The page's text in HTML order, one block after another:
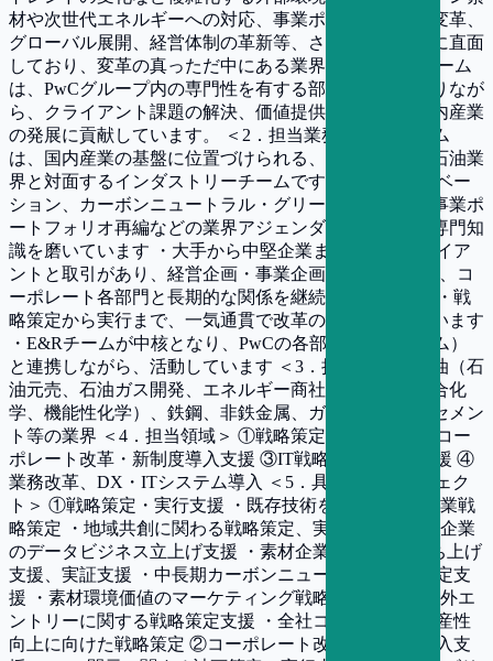
材や次世代エネルギーへの対応、事業ポートフォリオ変革、
グローバル展開、経営体制の革新等、さまざまな課題に直面
しており、変革の真っただ中にある業界です。 E&Rチーム
は、PwCグループ内の専門性を有する部門と連携をとりなが
ら、クライアント課題の解決、価値提供を通じて、国内産業
の発展に貢献しています。 ＜2．担当業務＞ E&Rチーム
は、国内産業の基盤に位置づけられる、素材・化学や石油業
界と対面するインダストリーチームです。 ・技術イノベー
ション、カーボンニュートラル・グリーンケミカル、事業ポ
ートフォリオ再編などの業界アジェンダに向き合い、専門知
識を磨いています ・大手から中堅企業まで幅広いクライア
ントと取引があり、経営企画・事業企画、IT・DX部門、コ
ーポレート各部門と長期的な関係を継続しております ・戦
略策定から実行まで、一気通貫で改革のご支援をしています
・E&Rチームが中核となり、PwCの各部門（専門チーム）
と連携しながら、活動しています ＜3．担当業界＞ 石油（石
油元売、石油ガス開発、エネルギー商社）、化学（総合化
学、機能性化学）、鉄鋼、非鉄金属、ガラス、製紙、セメン
ト等の業界 ＜4．担当領域＞ ①戦略策定・実行支援 ②コー
ポレート改革・新制度導入支援 ③IT戦略策定・実行支援 ④
業務改革、DX・ITシステム導入 ＜5．具体的なプロジェク
ト＞ ①戦略策定・実行支援 ・既存技術を活用した新事業戦
略策定 ・地域共創に関わる戦略策定、実行支援 ・素材企業
のデータビジネス立上げ支援 ・素材企業のBtC事業立ち上げ
支援、実証支援 ・中長期カーボンニュートラル戦略策定支
援 ・素材環境価値のマーケティング戦略策定支援 ・海外エ
ントリーに関する戦略策定支援 ・全社コスト削減・生産性
向上に向けた戦略策定 ②コーポレート改革・新制度導入支